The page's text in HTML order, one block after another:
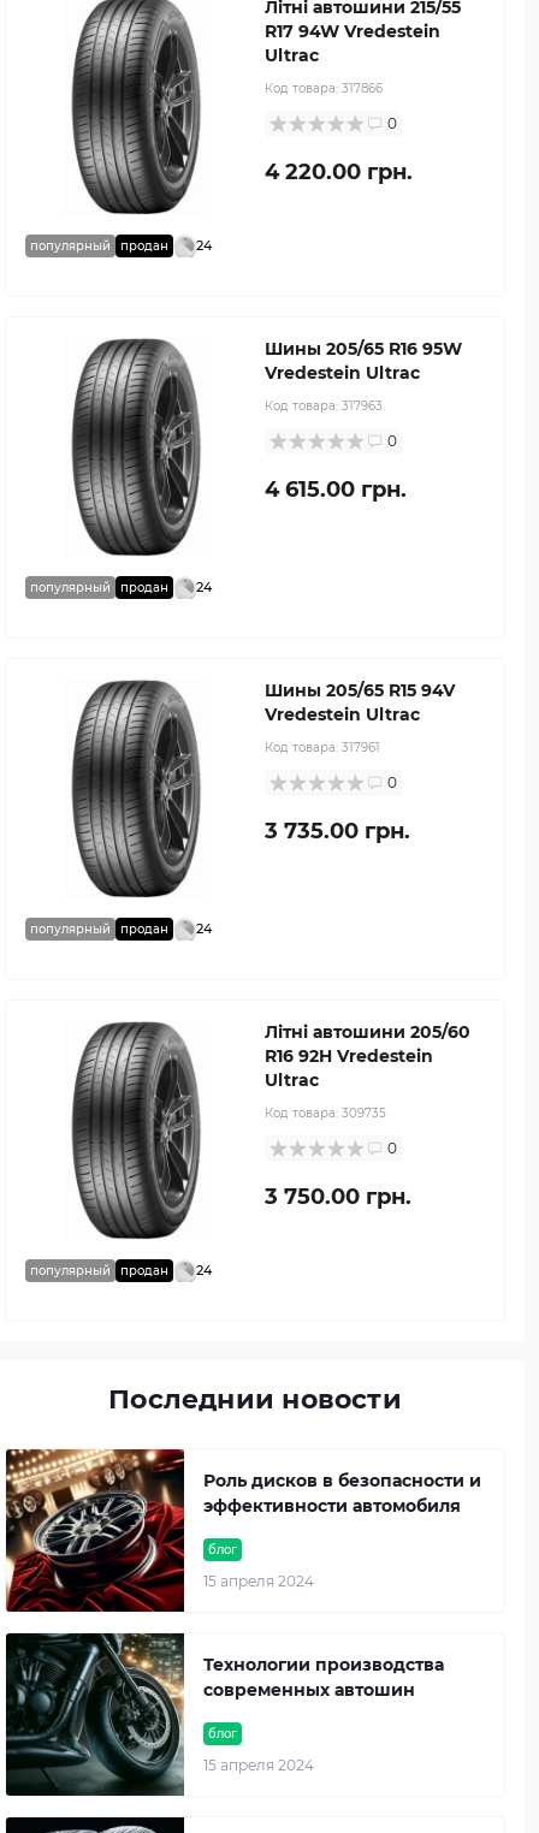
популярный продан 24
Літні автошини 215/55
R17 94W Vredestein
Ultrac
Код товара: 317866
0
4 220.00 грн.
популярный продан 24
Шины 205/65 R16 95W
Vredestein Ultrac
Код товара: 317963
0
4 615.00 грн.
популярный продан 24
Шины 205/65 R15 94V
Vredestein Ultrac
Код товара: 317961
0
3 735.00 грн.
популярный продан 24
Літні автошини 205/60
R16 92H Vredestein
Ultrac
Код товара: 309735
0
3 750.00 грн.
Последнии новости
блог
15 апреля 2024
Роль дисков в безопасности и
эффективности автомобиля
блог
15 апреля 2024
Технологии производства
современных автошин